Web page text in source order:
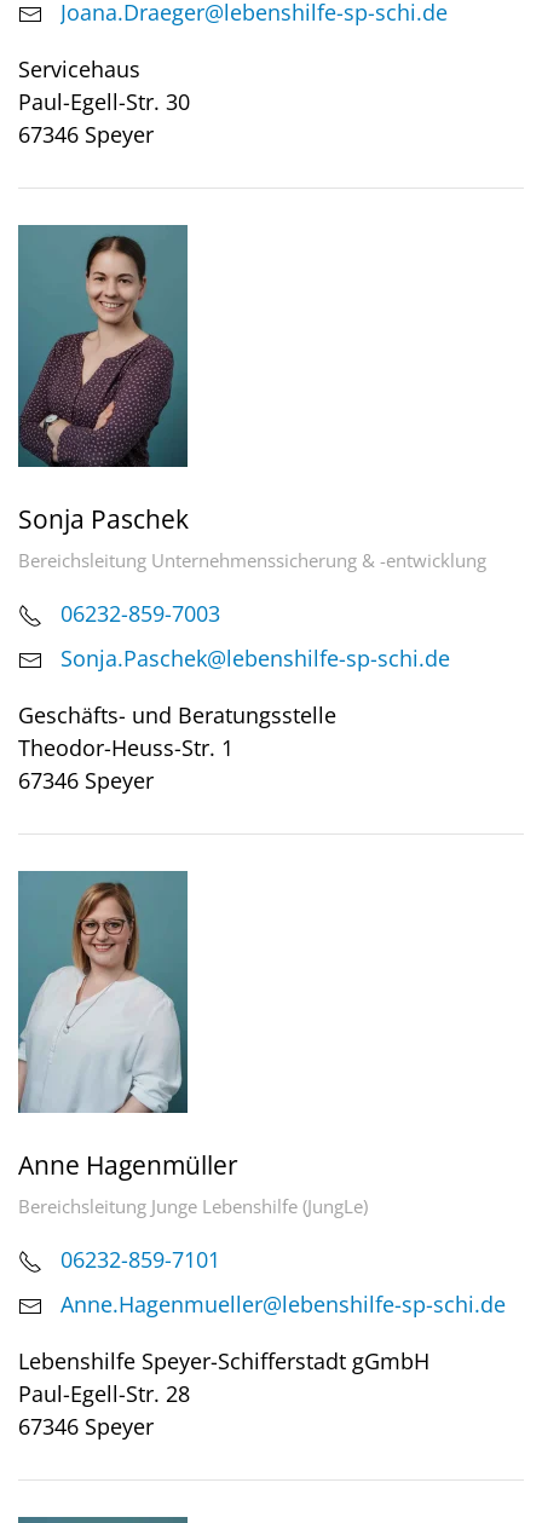
Joana.Draeger@lebenshilfe-sp-schi.de
Servicehaus
Paul-Egell-Str. 30
67346 Speyer
Sonja Paschek
Bereichsleitung Unternehmenssicherung & -entwicklung
06232-859-7003
Sonja.Paschek@lebenshilfe-sp-schi.de
Geschäfts- und Beratungsstelle
Theodor-Heuss-Str. 1
67346 Speyer
Anne Hagenmüller
Bereichsleitung Junge Lebenshilfe (JungLe)
06232-859-7101
Anne.Hagenmueller@lebenshilfe-sp-schi.de
Lebenshilfe Speyer-Schifferstadt gGmbH
Paul-Egell-Str. 28
67346 Speyer